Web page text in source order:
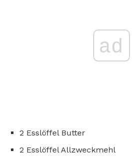
ad
2 Esslöffel Butter
2 Esslöffel Allzweckmehl